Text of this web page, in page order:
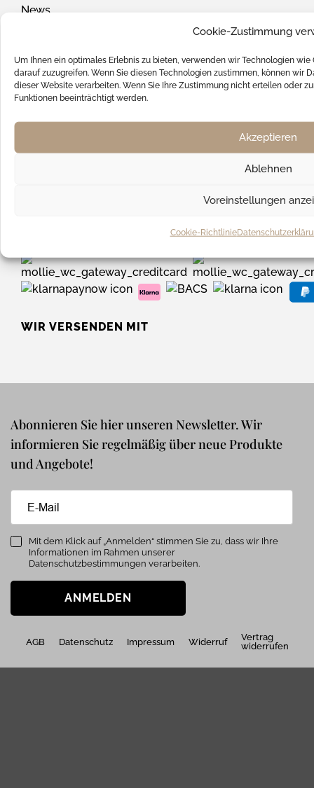
Cookie-Zustimmung
Um Ihnen ein optimales Erlebnis zu bieten, verwenden wir Technologien
darauf zuzugreifen. Wenn Sie diesen Technologien zustimmen, können wir
dieser Website verarbeiten. Wenn Sie Ihre Zustimmung nicht erteilen oder
Funktionen beeinträchtigt werden.
Akzeptieren
Ablehnen
Voreinstellungen
Cookie-Richtlinie
News
FAQ
Hilfe & Support
Kontakt
Versandkosten
SOCIAL MEDIA
UNSERE ZAHLUNGSARTEN
WIR VERSENDEN MIT
Abonnieren Sie hier unseren Newsletter. Wir
informieren Sie regelmäßig über neue Produkte
und Angebote!
Mit dem Klick auf „Anmelden“ stimmen Sie zu, dass wir Ihre
Informationen im Rahmen unserer
Datenschutzbestimmungen verarbeiten.
ANMELDEN
AGB Datenschutz Impressum Widerruf
Vertrag
widerrufen